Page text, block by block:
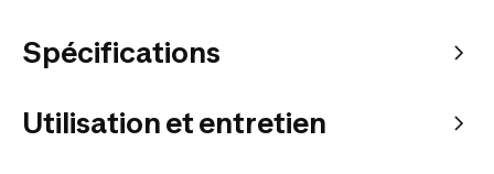
Spécifications
Utilisation et entretien